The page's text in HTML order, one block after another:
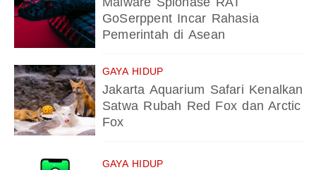
GoSerppent Incar Rahasia
Pemerintah di Asean
GAYA HIDUP
Jakarta Aquarium Safari Kenalkan
Satwa Rubah Red Fox dan Arctic
Fox
GAYA HIDUP